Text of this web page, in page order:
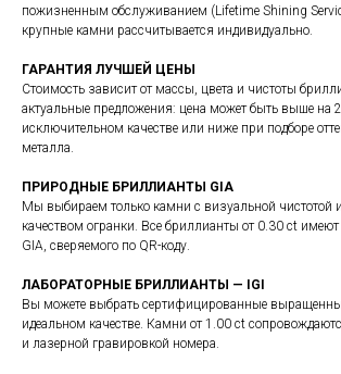
пожизненным обслуживанием (Lifetime Shining
крупные камни рассчитывается индивидуально.
ГАРАНТИЯ ЛУЧШЕЙ ЦЕНЫ
Стоимость зависит от массы, цвета и чистоты
актуальные предложения: цена может быть выше на
исключительном качестве или ниже при подборе
металла.
ПРИРОДНЫЕ БРИЛЛИАНТЫ GIA
Мы выбираем только камни с визуальной чистотой
качеством огранки. Все бриллианты от 0.30 ct
GIA, сверяемого по QR-коду.
ЛАБОРАТОРНЫЕ БРИЛЛИАНТЫ — IGI
Вы можете выбрать сертифицированные
идеальном качестве. Камни от 1.00 ct
и лазерной гравировкой номера.